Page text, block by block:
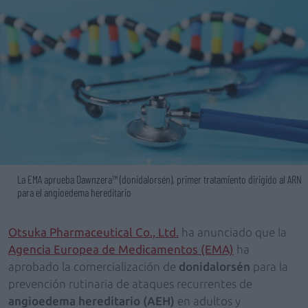
La EMA aprueba Dawnzera™ (donidalorsén), primer tratamiento dirigido al ARN
para el angioedema hereditario
Otsuka Pharmaceutical Co., Ltd. ha anunciado que la
Agencia Europea de Medicamentos (EMA) ha
aprobado la comercialización de donidalorsén para la
prevención rutinaria de ataques recurrentes de
angioedema hereditario (AEH) en adultos y